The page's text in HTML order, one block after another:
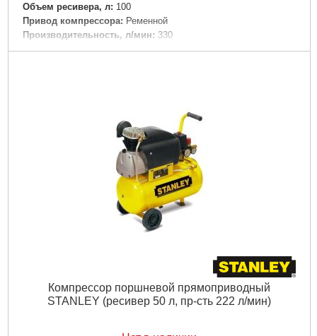
Объем ресивера, л: 100
Привод компрессора: Ременной
Производительность, л/мин: 330
Тип компрессора: Поршневой
Компрессор поршневой прямоприводный
STANLEY (ресивер 50 л, пр-сть 222 л/мин)